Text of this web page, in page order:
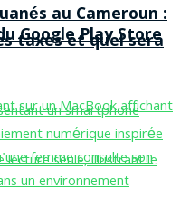
Google Play Store
au Cameroun :
taxes et quel sera